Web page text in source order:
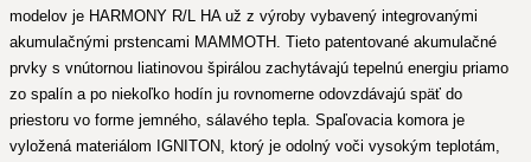
modelov je HARMONY R/L HA už z výroby vybavený integrovanými
akumulačnými prstencami MAMMOTH. Tieto patentované akumulačné
prvky s vnútornou liatinovou špirálou zachytávajú tepelnú energiu priamo
zo spalín a po niekoľko hodín ju rovnomerne odovzdávajú späť do
priestoru vo forme jemného, sálavého tepla. Spaľovacia komora je
vyložená materiálom IGNITON, ktorý je odolný voči vysokým teplotám,